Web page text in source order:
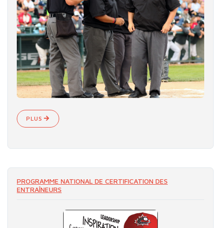
PLUS
PROGRAMME NATIONAL DE CERTIFICATION DES
ENTRAÎNEURS